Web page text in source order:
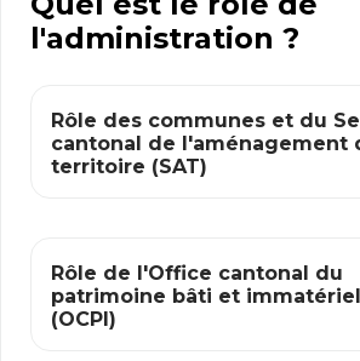
l'administration ?
Rôle des communes et du
cantonal de l'aménagement
territoire (SAT)
Rôle de l'Office cantonal du
patrimoine bâti et immatériel
(OCPI)